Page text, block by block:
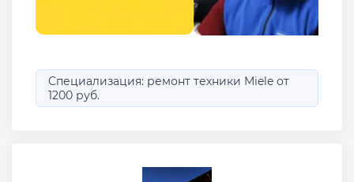
Специализация: ремонт техники Miele от
1200 руб.